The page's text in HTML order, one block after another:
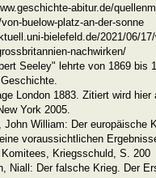
abitur.de/
buelow-platz-an-der-sonne
bielefeld.de/2021/06/
nachwirken/
Seeley" lehrte von 1869 bis
London 1883. Zitiert wird
York 2005.
John William: Der europäische
voraussichtlichen
Kriegsschuld, S. 200
Niall: Der falsche Krieg. Der